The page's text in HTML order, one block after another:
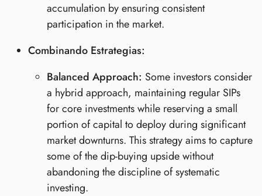
accumulation by ensuring consistent
participation in the market.
Combinando Estrategias:
Balanced Approach: Some investors consider
a hybrid approach, maintaining regular SIPs
for core investments while reserving a small
portion of capital to deploy during significant
market downturns. This strategy aims to capture
some of the dip-buying upside without
abandoning the discipline of systematic
investing.